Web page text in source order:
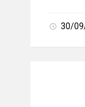
30/